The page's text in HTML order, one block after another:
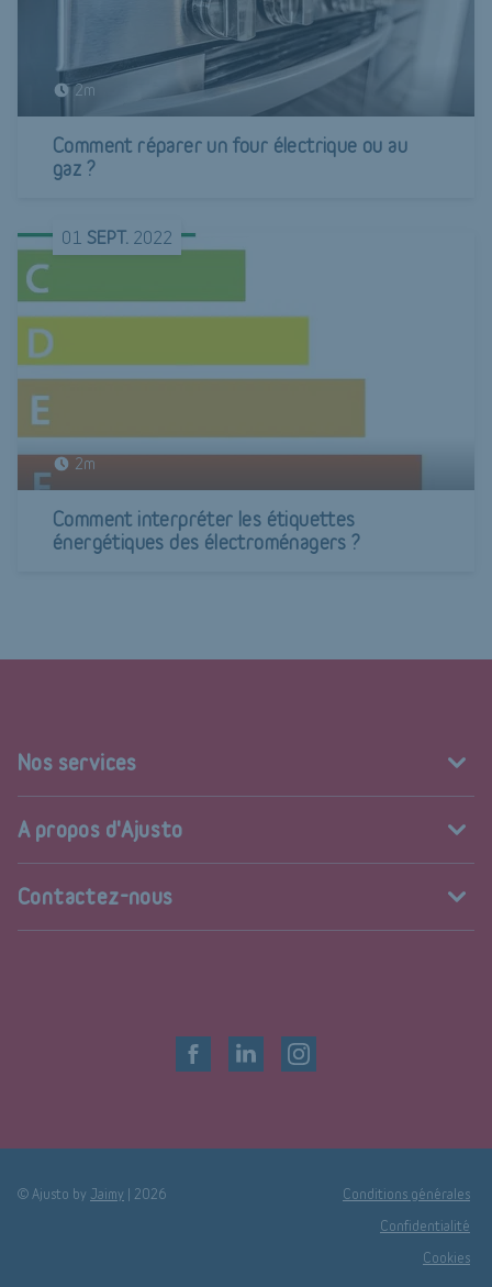
2m
Comment réparer un four électrique ou au
gaz ?
01 SEPT. 2022
2m
Comment interpréter les étiquettes
énergétiques des électroménagers ?
Nos services
A propos d'Ajusto
Contactez-nous
© Ajusto by Jaimy 2026 Conditions générales
Confidentialité
Cookies